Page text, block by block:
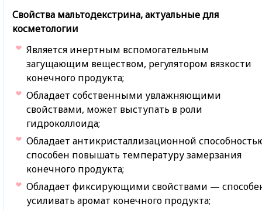
Свойства мальтодекстрина, актуальные для
косметологии
Является инертным вспомогательным
загущающим веществом, регулятором вязкости
конечного продукта;
Обладает собственными увлажняющими
свойствами, может выступать в роли
гидроколлоида;
Обладает антикристаллизационной
способен повышать температуру замерзания
конечного продукта;
Обладает фиксирующими свойствами —
усиливать аромат конечного продукта;